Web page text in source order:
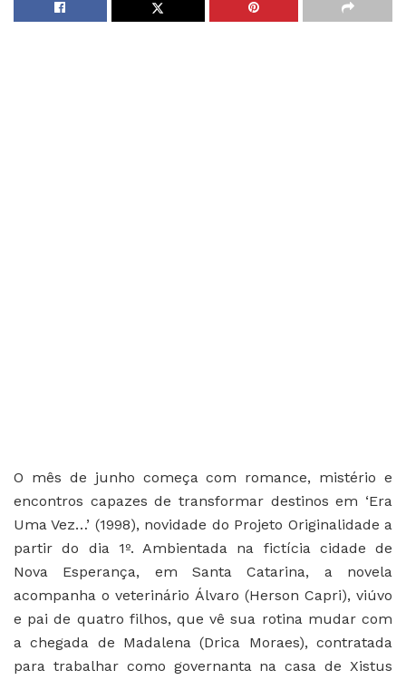
O mês de junho começa com romance, mistério e
encontros capazes de transformar destinos em ‘Era
Uma Vez…’ (1998), novidade do Projeto Originalidade a
partir do dia 1º. Ambientada na fictícia cidade de
Nova Esperança, em Santa Catarina, a novela
acompanha o veterinário Álvaro (Herson Capri), viúvo
e pai de quatro filhos, que vê sua rotina mudar com
a chegada de Madalena (Drica Moraes), contratada
para trabalhar como governanta na casa de Xistus